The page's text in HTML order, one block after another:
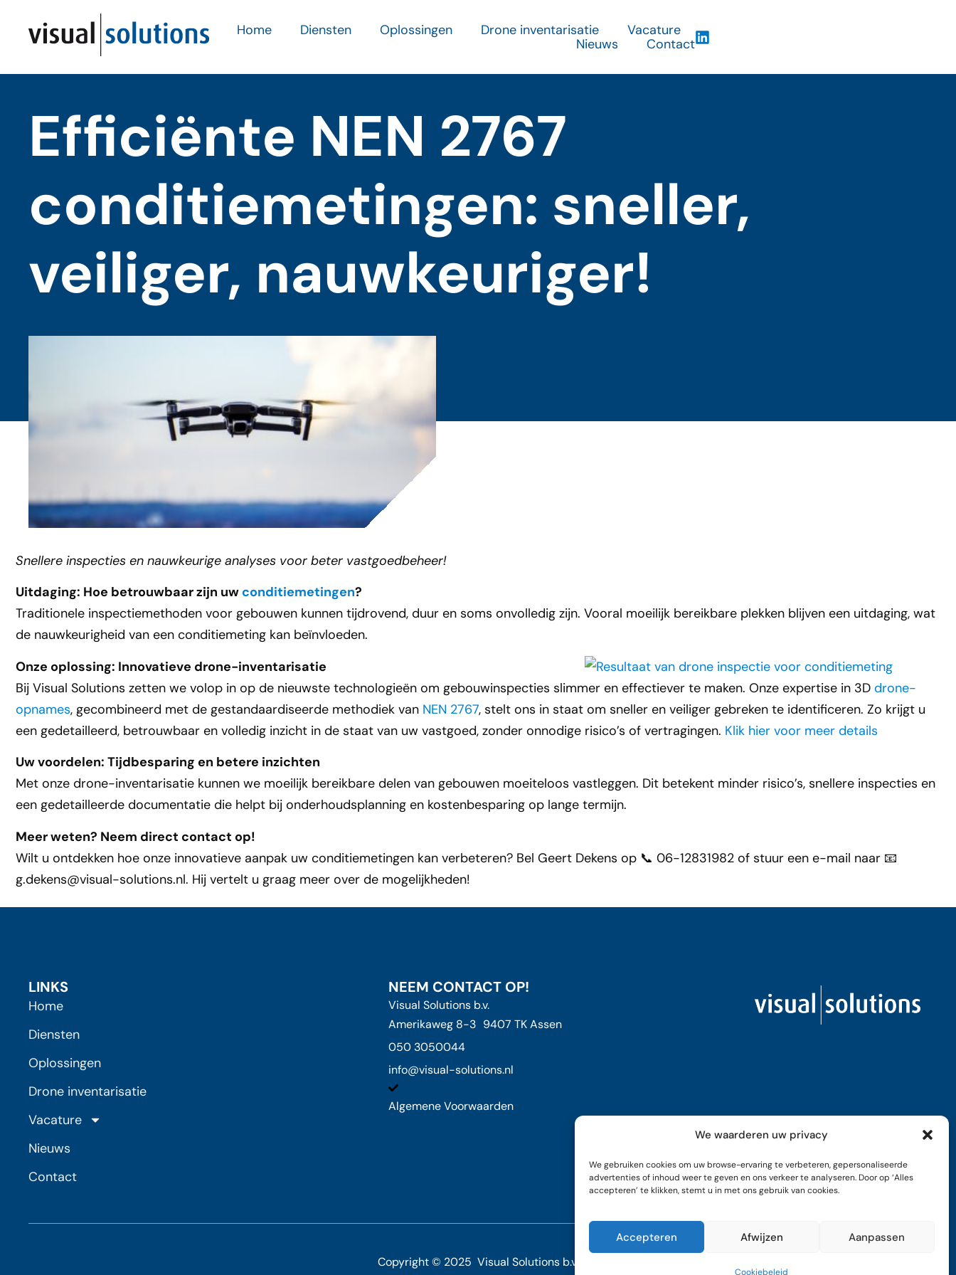
We waarderen uw privacy
We gebruiken cookies om uw browse-ervaring te verbeteren, gepersonaliseerde
advertenties of inhoud weer te geven en ons verkeer te analyseren. Door op ‘Alles
accepteren’ te klikken, stemt u in met ons gebruik van cookies.
Accepteren Afwijzen Aanpassen
Cookiebeleid
Home Diensten Oplossingen Drone inventarisatie
Vacature
Nieuws
Contact
Efficiënte NEN 2767
conditiemetingen: sneller,
veiliger, nauwkeuriger!
Snellere inspecties en nauwkeurige analyses voor beter vastgoedbeheer!
Uitdaging: Hoe betrouwbaar zijn uw conditiemetingen?
Traditionele inspectiemethoden voor gebouwen kunnen tijdrovend, duur en soms onvolledig zijn. Vooral moeilijk bereikbare plekken blijven een uitdaging, wat
de nauwkeurigheid van een conditiemeting kan beïnvloeden.
Onze oplossing: Innovatieve drone-inventarisatie
Bij Visual Solutions zetten we volop in op de nieuwste technologieën om gebouwinspecties slimmer en effectiever te maken. Onze expertise in 3D drone-
opnames, gecombineerd met de gestandaardiseerde methodiek van NEN 2767, stelt ons in staat om sneller en veiliger gebreken te identificeren. Zo krijgt u
een gedetailleerd, betrouwbaar en volledig inzicht in de staat van uw vastgoed, zonder onnodige risico’s of vertragingen. Klik hier voor meer details
Uw voordelen: Tijdbesparing en betere inzichten
Met onze drone-inventarisatie kunnen we moeilijk bereikbare delen van gebouwen moeiteloos vastleggen. Dit betekent minder risico’s, snellere inspecties en
een gedetailleerde documentatie die helpt bij onderhoudsplanning en kostenbesparing op lange termijn.
Meer weten? Neem direct contact op!
Wilt u ontdekken hoe onze innovatieve aanpak uw conditiemetingen kan verbeteren? Bel Geert Dekens op 📞 06-12831982 of stuur een e-mail naar 📧
g.dekens@visual-solutions.nl. Hij vertelt u graag meer over de mogelijkheden!
LINKS
Home
Diensten
Oplossingen
Drone inventarisatie
Vacature
Nieuws
Contact
NEEM CONTACT OP!
Visual Solutions b.v.
Amerikaweg 8-3 9407 TK Assen
050 3050044
info@visual-solutions.nl
Algemene Voorwaarden
Copyright © 2025 Visual Solutions b.v.